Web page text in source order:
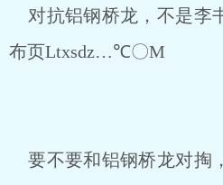
对抗铝钢桥龙，不是李
布页Ltxsdz…℃〇M
要不要和铝钢桥龙对掏